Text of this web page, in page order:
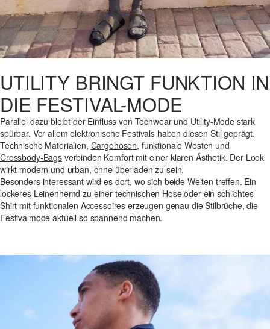
UTILITY BRINGT FUNKTION IN
DIE FESTIVAL-MODE
Parallel dazu bleibt der Einfluss von Techwear und Utility-Mode stark
spürbar. Vor allem elektronische Festivals haben diesen Stil geprägt.
Technische Materialien, Cargohosen, funktionale Westen und
Crossbody-Bagsverbinden Komfort mit einer klaren Ästhetik. Der Look
wirkt modern und urban, ohne überladen zu sein.
Besonders interessant wird es dort, wo sich beide Welten treffen. Ein
lockeres Leinenhemd zu einer technischen Hose oder ein schlichtes
Shirt mit funktionalen Accessoires erzeugen genau die Stilbrüche, die
Festivalmode aktuell so spannend machen.